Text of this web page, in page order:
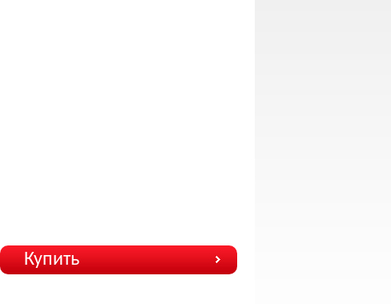
Купить